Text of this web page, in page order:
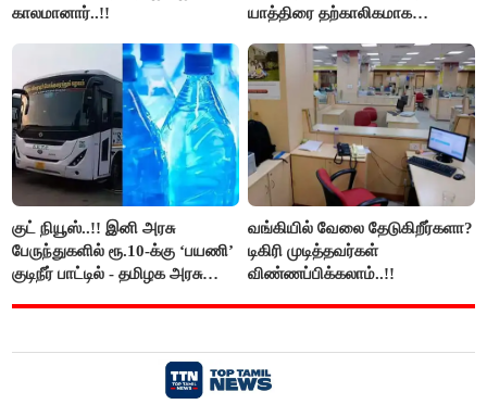
காலமானார்..!!
யாத்திரை தற்காலிகமாக
குட் நியூஸ்..!! இனி அரசு
பேருந்துகளில் ரூ.10-க்கு ‘பயணி’
குடிநீர் பாட்டில் - தமிழக அரசு
வங்கியில் வேலை தேடுகிறீர்களா?
டிகிரி முடித்தவர்கள்
விண்ணப்பிக்கலாம்..!!